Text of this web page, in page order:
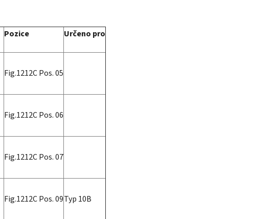
Pozice Určeno pro
Fig.1212C Pos. 05
Fig.1212C Pos. 06
Fig.1212C Pos. 07
Fig.1212C Pos. 09Typ 10B